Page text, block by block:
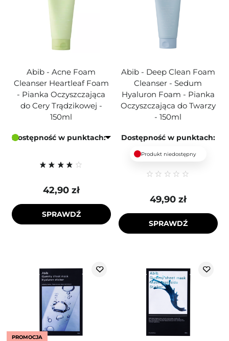
Abib - Acne Foam
Cleanser Heartleaf Foam
- Pianka Oczyszczająca
do Cery Trądzikowej -
150ml
Dostępność w punktach:
42,90 zł
SPRAWDŹ
Abib - Deep Clean Foam
Cleanser - Sedum
Hyaluron Foam - Pianka
Oczyszczająca do Twarzy
- 150ml
Dostępność w punktach:
Produkt niedostępny
49,90 zł
SPRAWDŹ
PROMOCJA